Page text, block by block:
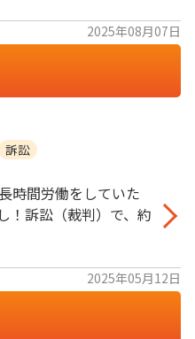
2025年08月07日
訴訟
時間労働をしていた
！訴訟（裁判）で、約
2025年05月12日